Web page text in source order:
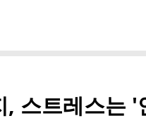
, 스트레스는